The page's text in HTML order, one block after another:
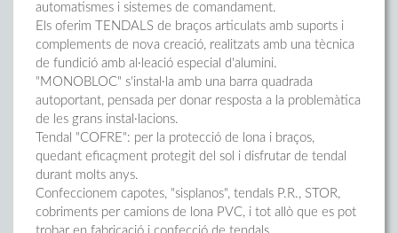
automatismes i sistemes de comandament.
Els oferim TENDALS de braços articulats amb suports i
complements de nova creació, realitzats amb una tècnica
de fundició amb al·leació especial d'alumini.
"MONOBLOC" s'instal·la amb una barra quadrada
autoportant, pensada per donar resposta a la problemàtica
de les grans instal·lacions.
Tendal "COFRE": per la protecció de lona i braços,
quedant eficaçment protegit del sol i disfrutar de tendal
durant molts anys.
Confeccionem capotes, "sisplanos", tendals P.R., STOR,
cobriments per camions de lona PVC, i tot allò que es pot